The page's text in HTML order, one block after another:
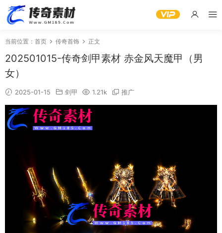
当前位置： 首页 传奇首饰 正文
202501015-传奇剑甲素材 赤金风天魔甲（男
女）
2025-01-15 剑甲 1.21k 推广